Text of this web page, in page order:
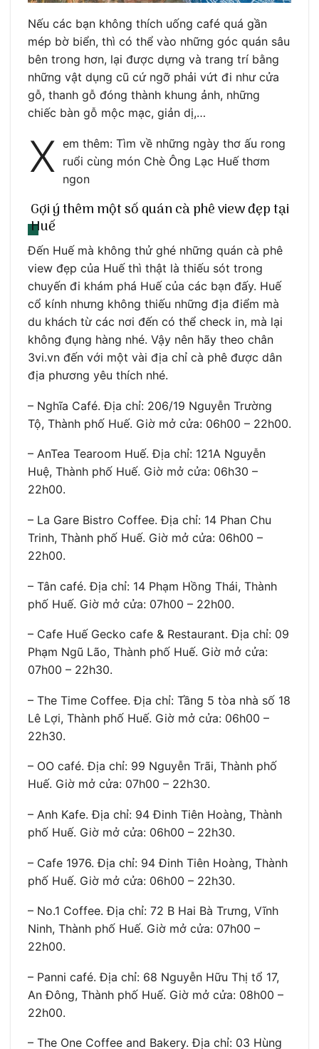
Nếu các bạn không thích uống café quá gần
mép bờ biển, thì có thể vào những góc quán sâu
bên trong hơn, lại được dựng và trang trí bằng
những vật dụng cũ cứ ngỡ phải vứt đi như cửa
gỗ, thanh gỗ đóng thành khung ảnh, những
chiếc bàn gỗ mộc mạc, giản dị,…
X em thêm: Tìm về những ngày thơ ấu rong
ruổi cùng món Chè Ông Lạc Huế thơm
ngon
Gợi ý thêm một số quán cà phê view đẹp tại
Huế
Đến Huế mà không thử ghé những quán cà phê
view đẹp của Huế thì thật là thiếu sót trong
chuyến đi khám phá Huế của các bạn đấy. Huế
cổ kính nhưng không thiếu những địa điểm mà
du khách từ các nơi đến có thể check in, mà lại
không đụng hàng nhé. Vậy nên hãy theo chân
3vi.vn đến với một vài địa chỉ cà phê được dân
địa phương yêu thích nhé.
– Nghĩa Café. Địa chỉ: 206/19 Nguyễn Trường
Tộ, Thành phố Huế. Giờ mở cửa: 06h00 – 22h00.
– AnTea Tearoom Huế. Địa chỉ: 121A Nguyễn
Huệ, Thành phố Huế. Giờ mở cửa: 06h30 –
22h00.
– La Gare Bistro Coffee. Địa chỉ: 14 Phan Chu
Trinh, Thành phố Huế. Giờ mở cửa: 06h00 –
22h00.
– Tân café. Địa chỉ: 14 Phạm Hồng Thái, Thành
phố Huế. Giờ mở cửa: 07h00 – 22h00.
– Cafe Huế Gecko cafe & Restaurant. Địa chỉ: 09
Phạm Ngũ Lão, Thành phố Huế. Giờ mở cửa:
07h00 – 22h30.
– The Time Coffee. Địa chỉ: Tầng 5 tòa nhà số 18
Lê Lợi, Thành phố Huế. Giờ mở cửa: 06h00 –
22h30.
– OO café. Địa chỉ: 99 Nguyễn Trãi, Thành phố
Huế. Giờ mở cửa: 07h00 – 22h30.
– Anh Kafe. Địa chỉ: 94 Đinh Tiên Hoàng, Thành
phố Huế. Giờ mở cửa: 06h00 – 22h30.
– Cafe 1976. Địa chỉ: 94 Đinh Tiên Hoàng, Thành
phố Huế. Giờ mở cửa: 06h00 – 22h30.
– No.1 Coffee. Địa chỉ: 72 B Hai Bà Trưng, Vĩnh
Ninh, Thành phố Huế. Giờ mở cửa: 07h00 –
22h00.
– Panni café. Địa chỉ: 68 Nguyễn Hữu Thị tổ 17,
An Đông, Thành phố Huế. Giờ mở cửa: 08h00 –
22h00.
– The One Coffee and Bakery. Địa chỉ: 03 Hùng